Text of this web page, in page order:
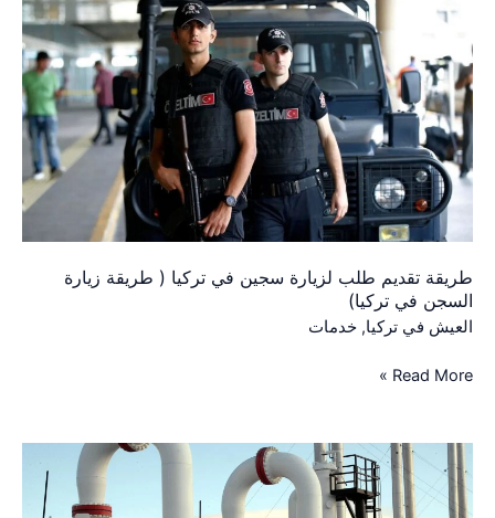
طريقة تقديم طلب لزيارة سجين في تركيا ( طريقة زيارة
السجن في تركيا)
العيش في تركيا, خدمات
تقديم
طلب
لزيارة
سجين
في
تركيا
(
طريقة
زيارة
في
تركيا)
Read More »
التعرفة
الجديدة
لأسعار